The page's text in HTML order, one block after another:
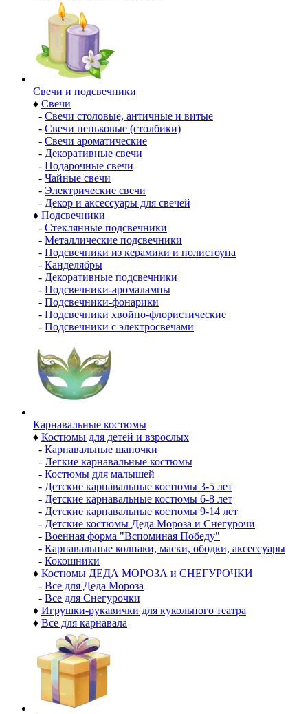
Свечи и подсвечники
♦ Свечи
- Свечи столовые, античные и витые
- Свечи пеньковые (столбики)
- Свечи ароматические
- Декоративные свечи
- Подарочные свечи
- Чайные свечи
- Электрические свечи
- Декор и аксессуары для свечей
♦ Подсвечники
- Стеклянные подсвечники
- Металлические подсвечники
- Подсвечники из керамики и полистоуна
- Канделябры
- Декоративные подсвечники
- Подсвечники-аромалампы
- Подсвечники-фонарики
- Подсвечники хвойно-флористические
- Подсвечники с электросвечами
Карнавальные костюмы
♦ Костюмы для детей и взрослых
- Карнавальные шапочки
- Легкие карнавальные костюмы
- Костюмы для малышей
- Детские карнавальные костюмы 3-5 лет
- Детские карнавальные костюмы 6-8 лет
- Детские карнавальные костюмы 9-14 лет
- Детские костюмы Деда Мороза и Снегурочи
- Военная форма "Вспоминая Победу"
- Карнавальные колпаки, маски, ободки, аксессуары
- Кокошники
♦ Костюмы ДЕДА МОРОЗА и СНЕГУРОЧКИ
- Все для Деда Мороза
- Все для Снегурочки
♦ Игрушки-рукавички для кукольного театра
♦ Все для карнавала